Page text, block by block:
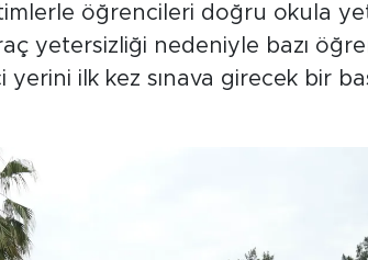
öğrencileri doğru okula
yetersizliği nedeniyle bazı
yerini ilk kez sınava girecek bir